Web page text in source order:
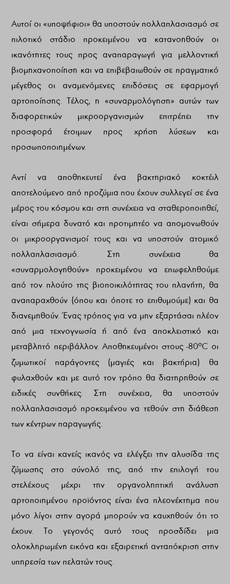
Αυτοί οι «υποψήφιοι» θα υποστούν πολλαπλασιασμό σε
πιλοτικό στάδιο προκειμένου να κατανοηθούν οι
ικανότητες τους προς αναπαραγωγή για μελλοντική
βιομηχανοποίηση και να επιβεβαιωθούν σε πραγματικό
μέγεθος οι αναμενόμενες επιδόσεις σε εφαρμογή
αρτοποίησης. Τέλος, η «συναρμολόγηση» αυτών των
διαφορετικών μικροοργανισμών επιτρέπει την
προσφορά έτοιμων προς χρήση λύσεων και
προσωποποιημένων.
Αντί να αποθηκευτεί ένα βακτηριακό κοκτέιλ
αποτελούμενο από προζύμια που έχουν συλλεγεί σε ένα
μέρος του κόσμου και στη συνέχεια να σταθεροποιηθεί,
είναι σήμερα δυνατό και προτιμητέο να απομονωθούν
οι μικροοργανισμοί τους και να υποστούν ατομικό
πολλαπλασιασμό. Στη συνέχεια θα
«συναρμολογηθούν» προκειμένου να επωφεληθούμε
από τον πλούτο της βιοποικιλότητας του πλανήτη, θα
αναπαραχθούν (όπου και όποτε το επιθυμούμε) και θα
διανεμηθούν. Ένας τρόπος για να μην εξαρτάσαι πλέον
από μια τεχνογνωσία ή από ένα αποκλειστικό και
μεταβλητό περιβάλλον. Αποθηκευμένοι στους -80οC οι
ζυμωτικοί παράγοντες (μαγιές και βακτήρια) θα
φυλαχθούν και με αυτό τον τρόπο θα διατηρηθούν σε
ειδικές συνθήκες. Στη συνέχεια, θα υποστούν
πολλαπλασιασμό προκειμένου να τεθούν στη διάθεση
των κέντρων παραγωγής.
Το να είναι κανείς ικανός να ελέγξει την αλυσίδα της
ζύμωσης στο σύνολό της, από την επιλογή του
στελέχους μέχρι την οργανοληπτική ανάλυση
αρτοποιημένου προϊόντος είναι ένα πλεονέκτημα που
μόνο λίγοι στην αγορά μπορούν να καυχηθούν ότι το
έχουν. Το γεγονός αυτό τους προσδίδει μια
ολοκληρωμένη εικόνα και εξαιρετική ανταπόκριση στην
υπηρεσία των πελατών τους.